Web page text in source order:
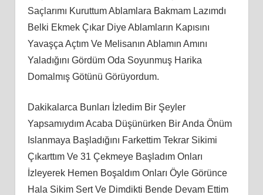
Saçlarımı Kuruttum Ablamlara Bakmam Lazımdı
Belki Ekmek Çıkar Diye Ablamların Kapısını
Yavaşça Açtım Ve Melisanın Ablamın Amını
Yaladığını Gördüm Oda Soyunmuş Harika
Domalmış Götünü Görüyordum.
Dakikalarca Bunları İzledim Bir Şeyler
Yapsamıydım Acaba Düşünürken Bir Anda Önüm
Islanmaya Başladığını Farkettim Tekrar Sikimi
Çıkarttım Ve 31 Çekmeye Başladım Onları
İzleyerek Hemen Boşaldım Onları Öyle Görünce
Hala Sikim Sert Ve Dimdikti Bende Devam Ettim